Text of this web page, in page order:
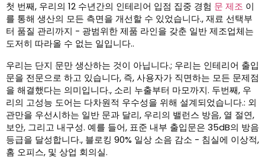
첫 번째, 우리의 12 수년간의 인테리어 입점 집중 경험 문 제조 이
를 통해 생산의 모든 측면을 개선할 수 있었습니다., 재료 선택부
터 품질 관리까지 - 광범위한 제품 라인을 갖춘 일반 제조업체는
도저히 따라올 수 없는 일입니다..
우리는 단지 문만 생산하는 것이 아닙니다.; 우리는 인테리어 출입
문을 전문으로 하고 있습니다, 즉, 사용자가 직면하는 모든 문제점
을 해결했다는 의미입니다., 소리 누출부터 마모까지. 두번째, 우
리의 고성능 도어는 다차원적 우수성을 위해 설계되었습니다.: 외
관만을 우선시하는 일반 문과 달리, 우리의 밸런스 방음, 열 절연,
보안, 그리고 내구성. 예를 들어, 표준 내부 출입문은 35dB의 방음
등급을 달성합니다., 블로킹 90% 일상 소음 감소 - 침실에 이상적,
홈 오피스, 및 상업 회의실.